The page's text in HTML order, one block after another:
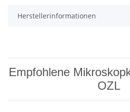
Herstellerinformationen
Empfohlene
OZL